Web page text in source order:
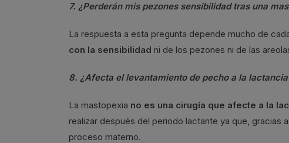
7. ¿Perderán mis pezones sensibilidad tras una
La respuesta a esta pregunta depende mucho de
con la sensibilidad ni de los pezones ni de las
8. ¿Afecta el levantamiento de pecho a la
La mastopexia no es una cirugía que afecte a la
realizar después del periodo lactante ya que,
proceso materno.